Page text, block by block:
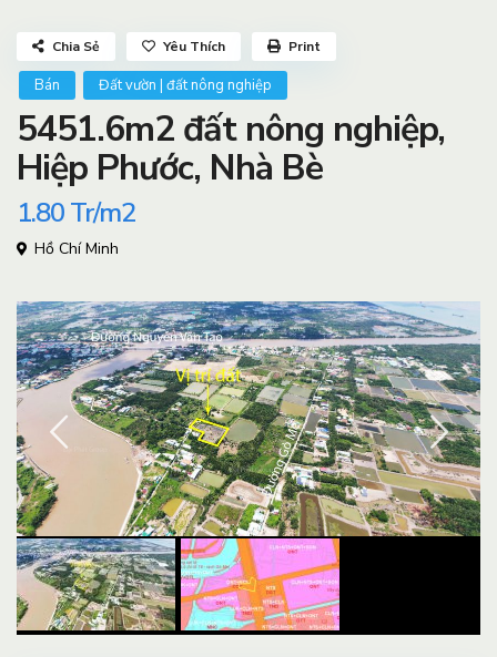
Bán Đất vườn | đất nông nghiệp
5451.6m2 đất nông nghiệp,
Hiệp Phước, Nhà Bè
1.80Tr/m2
Hồ Chí Minh
Chia Sẻ Yêu Thích Print